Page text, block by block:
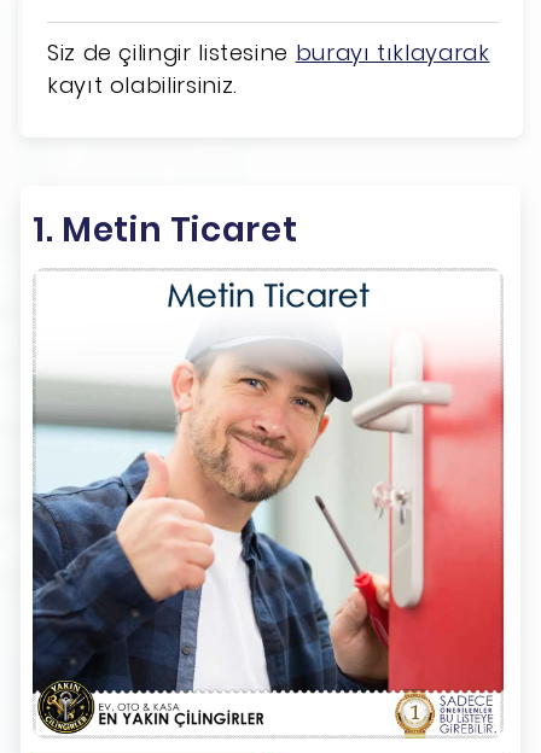
Siz de çilingir listesine burayı tıklayarak
kayıt olabilirsiniz.
1. Metin Ticaret